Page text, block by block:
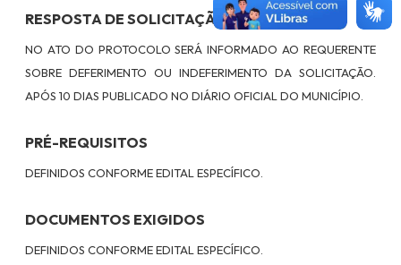
RESPOSTA DE SOLICITAÇÃO
NO ATO DO PROTOCOLO SERÁ INFORMADO AO REQUERENTE
SOBRE DEFERIMENTO OU INDEFERIMENTO DA SOLICITAÇÃO.
APÓS 10 DIAS PUBLICADO NO DIÁRIO OFICIAL DO MUNICÍPIO.
PRÉ-REQUISITOS
DEFINIDOS CONFORME EDITAL ESPECÍFICO.
DOCUMENTOS EXIGIDOS
DEFINIDOS CONFORME EDITAL ESPECÍFICO.